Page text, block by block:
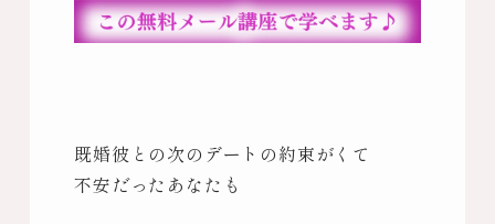
既婚彼との次のデートの約束がくて
不安だったあなたも